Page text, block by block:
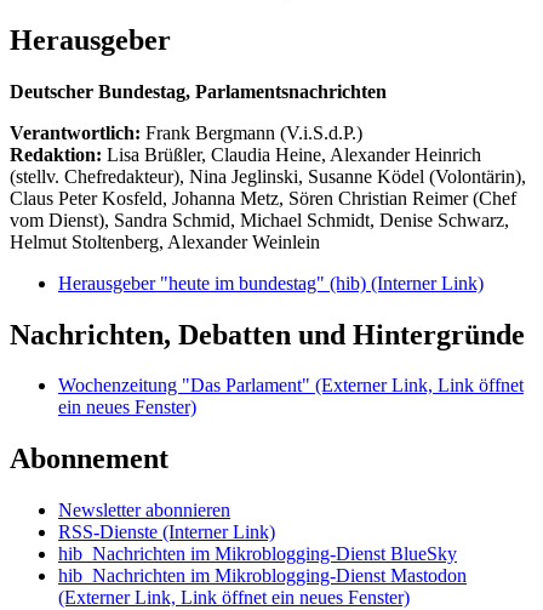
Herausgeber
Deutscher Bundestag, Parlamentsnachrichten
Verantwortlich: Frank Bergmann (V.i.S.d.P.)
Redaktion: Lisa Brüßler, Claudia Heine, Alexander Heinrich
(stellv. Chefredakteur), Nina Jeglinski, Susanne Ködel (Volontärin),
Claus Peter Kosfeld, Johanna Metz, Sören Christian Reimer (Chef
vom Dienst), Sandra Schmid, Michael Schmidt, Denise Schwarz,
Helmut Stoltenberg, Alexander Weinlein
Herausgeber "heute im bundestag" (hib) (Interner Link)
Nachrichten, Debatten und Hintergründe
Wochenzeitung "Das Parlament" (Externer Link, Link öffnet
ein neues Fenster)
Abonnement
Newsletter abonnieren
RSS-Dienste (Interner Link)
hib_Nachrichten im Mikroblogging-Dienst BlueSky
hib_Nachrichten im Mikroblogging-Dienst Mastodon
(Externer Link, Link öffnet ein neues Fenster)